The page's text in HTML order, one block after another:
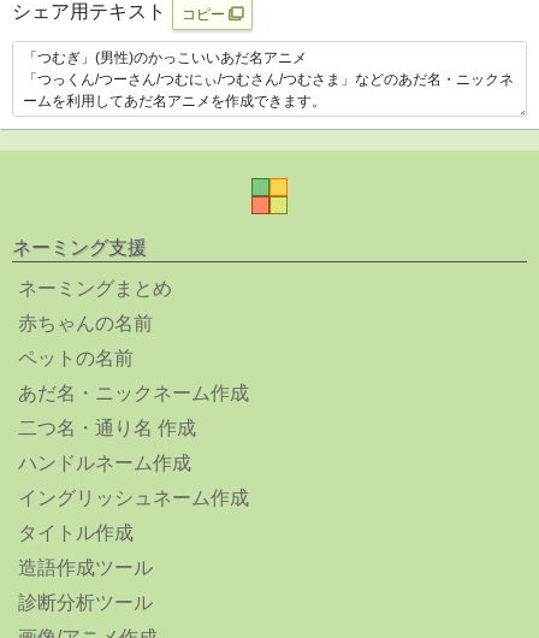
シェア用テキスト コピー
ネーミング支援
ネーミングまとめ
赤ちゃんの名前
ペットの名前
あだ名・ニックネーム作成
二つ名・通り名 作成
ハンドルネーム作成
イングリッシュネーム作成
タイトル作成
造語作成ツール
診断分析ツール